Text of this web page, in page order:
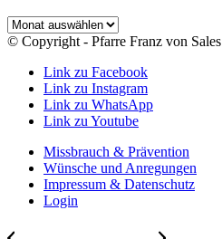
Archiv
© Copyright - Pfarre Franz von Sales
Link zu Facebook
Link zu Instagram
Link zu WhatsApp
Link zu Youtube
Missbrauch & Prävention
Wünsche und Anregungen
Impressum & Datenschutz
Login